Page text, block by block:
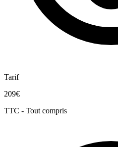
Tarif
209€
TTC - Tout compris